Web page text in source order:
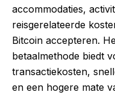
accommodaties,
reisgerelateerde
Bitcoin accepteren.
betaalmethode biedt
transactiekosten,
en een hogere mate